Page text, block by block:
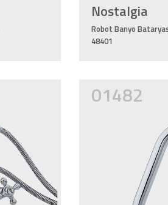
Nostalgia
Robot Banyo
48401
01482